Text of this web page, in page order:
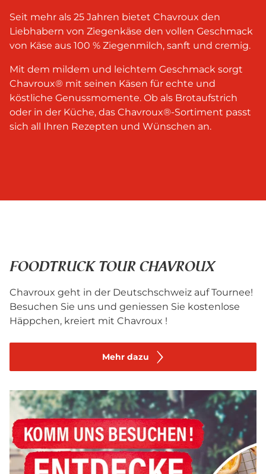
Seit mehr als 25 Jahren bietet Chavroux den
Liebhabern von Ziegenkäse den vollen Geschmack
von Käse aus 100 % Ziegenmilch, sanft und cremig.
Mit dem mildem und leichtem Geschmack sorgt
Chavroux® mit seinen Käsen für echte und
köstliche Genussmomente. Ob als Brotaufstrich
oder in der Küche, das Chavroux®-Sortiment passt
sich all Ihren Rezepten und Wünschen an.
FOODTRUCK TOUR CHAVROUX
Chavroux geht in der Deutschschweiz auf Tournee!
Besuchen Sie uns und geniessen Sie kostenlose
Häppchen, kreiert mit Chavroux !
Mehr dazu